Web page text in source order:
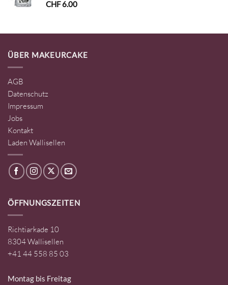
CHF6.00
ÜBER MAKEURCAKE
AGB
Datenschutz
Impressum
Jobs
Kontakt
Laden Wallisellen
ÖFFNUNGSZEITEN
Richtiarkade 10
8304 Wallisellen
+41 44 558 85 03
Montag bis Freitag